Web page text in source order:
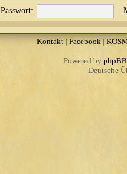
Passwort: |
Kontakt| Facebook|
Powered by phpBB
Deutsche